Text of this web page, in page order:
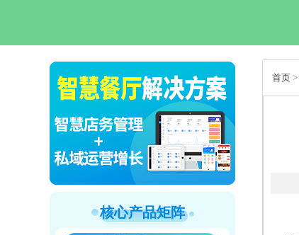
核心产品矩阵
首页 >